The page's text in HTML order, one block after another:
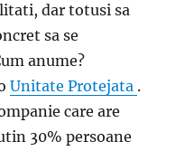
dar totusi sa
sa se
anume?
Unitate Protejata .
care are
30% persoane